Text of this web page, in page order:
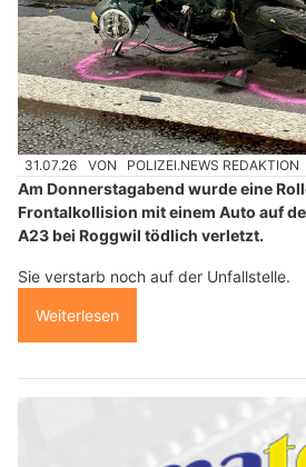
31.07.26 VON POLIZEI.NEWS REDAKTION
Am Donnerstagabend wurde eine
Frontalkollision mit einem Auto auf
A23 bei Roggwil tödlich verletzt.
Sie verstarb noch auf der Unfallstelle.
Weiterlesen